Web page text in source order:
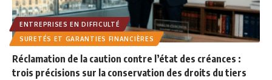
ENTREPRISES EN DIFFICULTÉ
SURETÉS ET GARANTIES FINANCIÈRES
Réclamation de la caution contre l’état des créances :
trois précisions sur la conservation des droits du tiers